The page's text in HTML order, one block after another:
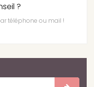
?
téléphone ou mail !